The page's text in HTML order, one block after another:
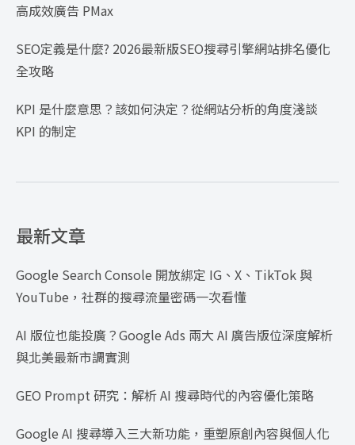
高成效廣告 PMax
SEO定義是什麼? 2026最新版SEO搜尋引擎網站排名優化
全攻略
KPI 是什麼意思？該如何決定？從網站分析的角度淺談
KPI 的制定
最新文章
Google Search Console 開放綁定 IG、X、TikTok 與
YouTube，社群的搜尋流量密碼一次看懂
AI 版位也能投廣？Google Ads 兩大 AI 廣告版位深度解析
與北美最新市調實測
GEO Prompt 研究：解析 AI 搜尋時代的內容優化策略
Google AI 搜尋導入三大新功能，重塑原創內容與個人化